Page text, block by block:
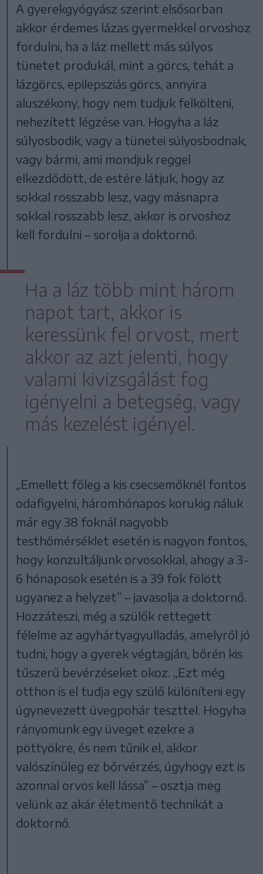
A gyerekgyógyász szerint elsősorban
akkor érdemes lázas gyermekkel orvoshoz
fordulni, ha a láz mellett más súlyos
tünetet produkál, mint a görcs, tehát a
lázgörcs, epilepsziás görcs, annyira
aluszékony, hogy nem tudjuk felkölteni,
nehezített légzése van. Hogyha a láz
súlyosbodik, vagy a tünetei súlyosbodnak,
vagy bármi, ami mondjuk reggel
elkezdődött, de estére látjuk, hogy az
sokkal rosszabb lesz, vagy másnapra
sokkal rosszabb lesz, akkor is orvoshoz
kell fordulni – sorolja a doktornő.
Ha a láz több mint három
napot tart, akkor is
keressünk fel orvost, mert
akkor az azt jelenti, hogy
valami kivizsgálást fog
igényelni a betegség, vagy
más kezelést igényel.
„Emellett főleg a kis csecsemőknél fontos
odafigyelni, háromhónapos korukig náluk
már egy 38 foknál nagyobb
testhőmérséklet esetén is nagyon fontos,
hogy konzultáljunk orvosokkal, ahogy a 3-
6 hónaposok esetén is a 39 fok fölött
ugyanez a helyzet” – javasolja a doktornő.
Hozzáteszi, még a szülők rettegett
félelme az agyhártyagyulladás, amelyről jó
tudni, hogy a gyerek végtagján, bőrén kis
tűszerű bevérzéseket okoz. „Ezt még
otthon is el tudja egy szülő különíteni egy
úgynevezett üvegpohár teszttel. Hogyha
rányomunk egy üveget ezekre a
pöttyökre, és nem tűnik el, akkor
valószínűleg ez bőrvérzés, úgyhogy ezt is
azonnal orvos kell lássa” – osztja meg
velünk az akár életmentő technikát a
doktornő.